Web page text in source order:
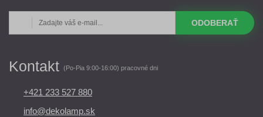
ODOBERAŤ
Kontakt (Po-Pia 9:00-16:00) pracovné dni
+421 233 527 880
info@dekolamp.sk